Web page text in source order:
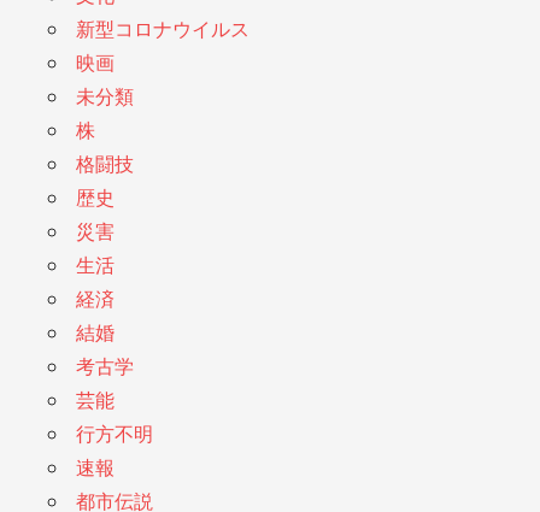
新型コロナウイルス
映画
未分類
株
格闘技
歴史
災害
生活
経済
結婚
考古学
芸能
行方不明
速報
都市伝説